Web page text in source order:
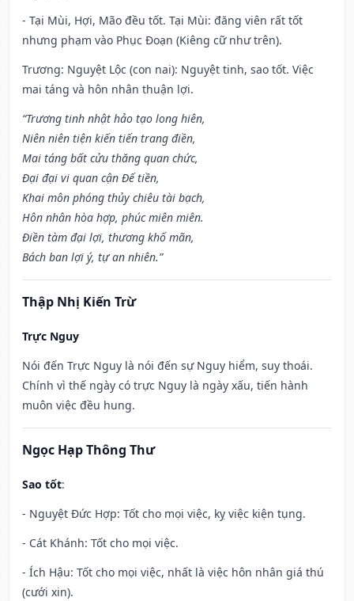
- Tại Mùi, Hợi, Mão đều tốt. Tại Mùi: đăng viên rất tốt
nhưng phạm vào Phục Đoạn (Kiêng cữ như trên).
Trương: Nguyệt Lộc (con nai): Nguyệt tinh, sao tốt. Việc
mai táng và hôn nhân thuận lợi.
“Trương tinh nhật hảo tạo long hiên,
Niên niên tiện kiến tiến trang điền,
Mai táng bất cửu thăng quan chức,
Đại đại vi quan cận Đế tiền,
Khai môn phóng thủy chiêu tài bạch,
Hôn nhân hòa hợp, phúc miên miên.
Điền tàm đại lợi, thương khố mãn,
Bách ban lợi ý, tự an nhiên.”
Thập Nhị Kiến Trừ
Trực Nguy
Nói đến Trực Nguy là nói đến sự Nguy hiểm, suy thoái.
Chính vì thế ngày có trực Nguy là ngày xấu, tiến hành
muôn việc đều hung.
Ngọc Hạp Thông Thư
Sao tốt:
- Nguyệt Đức Hợp: Tốt cho mọi việc, kỵ việc kiện tụng.
- Cát Khánh: Tốt cho mọi việc.
- Ích Hậu: Tốt cho mọi việc, nhất là việc hôn nhân giá thú
(cưới xin).